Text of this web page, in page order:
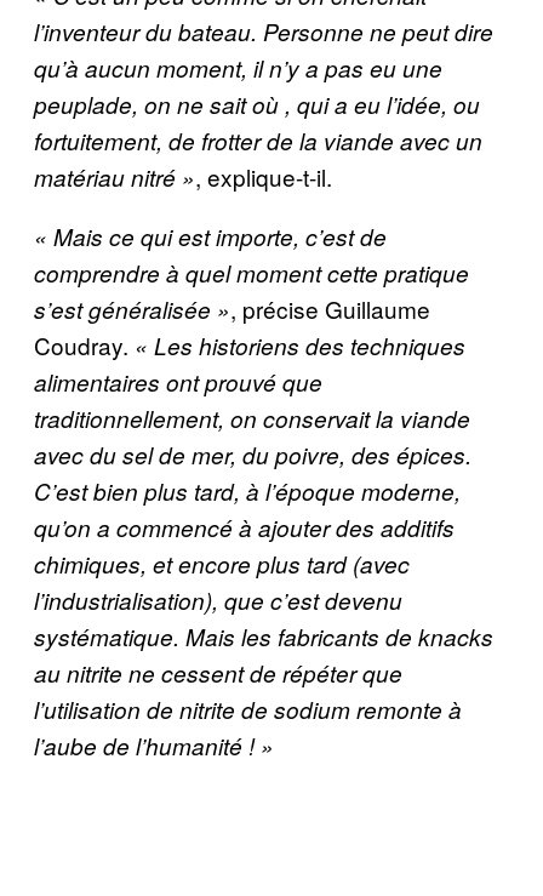
l’inventeur du bateau. Personne ne peut dire
qu’à aucun moment, il n’y a pas eu une
peuplade, on ne sait où , qui a eu l’idée, ou
fortuitement, de frotter de la viande avec un
matériau nitré », explique-t-il.
« Mais ce qui est importe, c’est de
comprendre à quel moment cette pratique
s’est généralisée », précise Guillaume
Coudray. « Les historiens des techniques
alimentaires ont prouvé que
traditionnellement, on conservait la viande
avec du sel de mer, du poivre, des épices.
C’est bien plus tard, à l’époque moderne,
qu’on a commencé à ajouter des additifs
chimiques, et encore plus tard (avec
l’industrialisation), que c’est devenu
systématique. Mais les fabricants de knacks
au nitrite ne cessent de répéter que
l’utilisation de nitrite de sodium remonte à
l’aube de l’humanité ! »